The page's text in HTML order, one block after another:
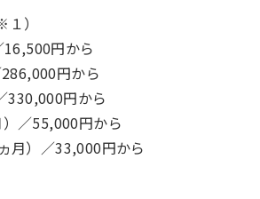
１）
円から
円から
330,000円から
／55,000円から
月）／33,000円から